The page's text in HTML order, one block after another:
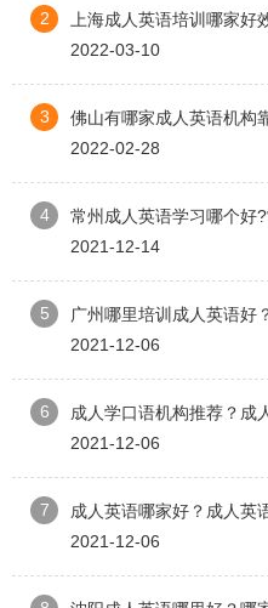
2
上海成人英语培训哪家好
2022-03-10
3
佛山有哪家成人英语机构
2022-02-28
4
2021-12-14
5
广州哪里培训成人英语好
2021-12-06
6
成人学口语机构推荐？成
2021-12-06
7
成人英语哪家好？成人英
2021-12-06